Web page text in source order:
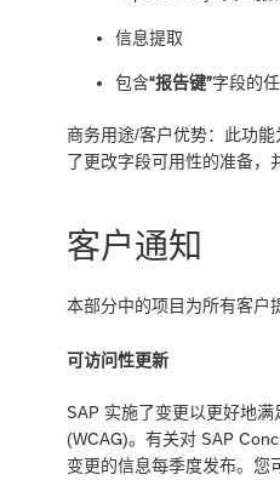
信息提取
包含“报告键”字段的
商务用途/客户优势：此功
了更改字段可用性的准备，
客户通知
本部分中的项目为所有客户
可访问性更新
SAP 实施了变更以更好地
(WCAG)。有关对 SAP
变更的信息每季度发布。您